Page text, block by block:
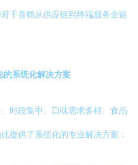
千喜鹤从供应链到终端服务全链
的系统化解决方案
时段集中、口味需求多样、食品
提供了系统化的专业解决方案：